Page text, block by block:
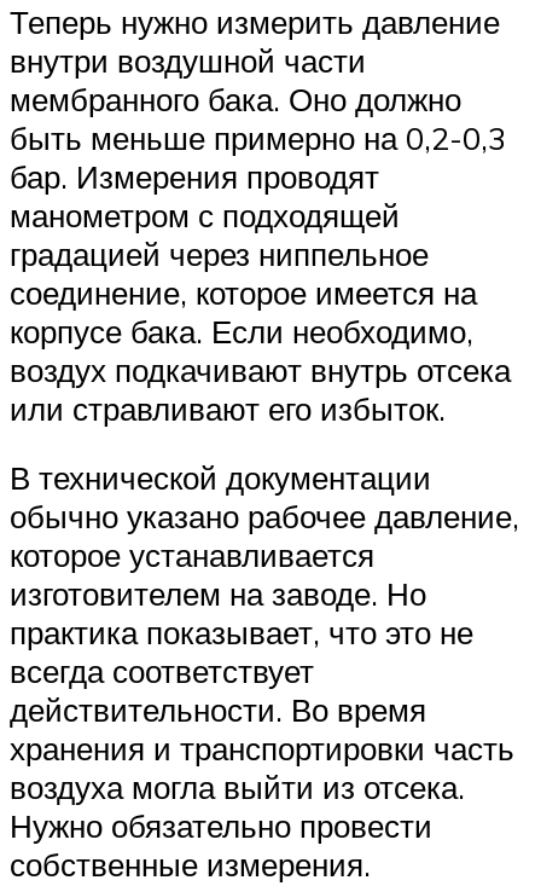
Теперь нужно измерить давление
внутри воздушной части
мембранного бака. Оно должно
быть меньше примерно на 0,2-0,3
бар. Измерения проводят
манометром с подходящей
градацией через ниппельное
соединение, которое имеется на
корпусе бака. Если необходимо,
воздух подкачивают внутрь отсека
или стравливают его избыток.
В технической документации
обычно указано рабочее давление,
которое устанавливается
изготовителем на заводе. Но
практика показывает, что это не
всегда соответствует
действительности. Во время
хранения и транспортировки часть
воздуха могла выйти из отсека.
Нужно обязательно провести
собственные измерения.